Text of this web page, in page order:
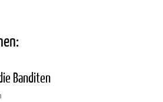
Banditen